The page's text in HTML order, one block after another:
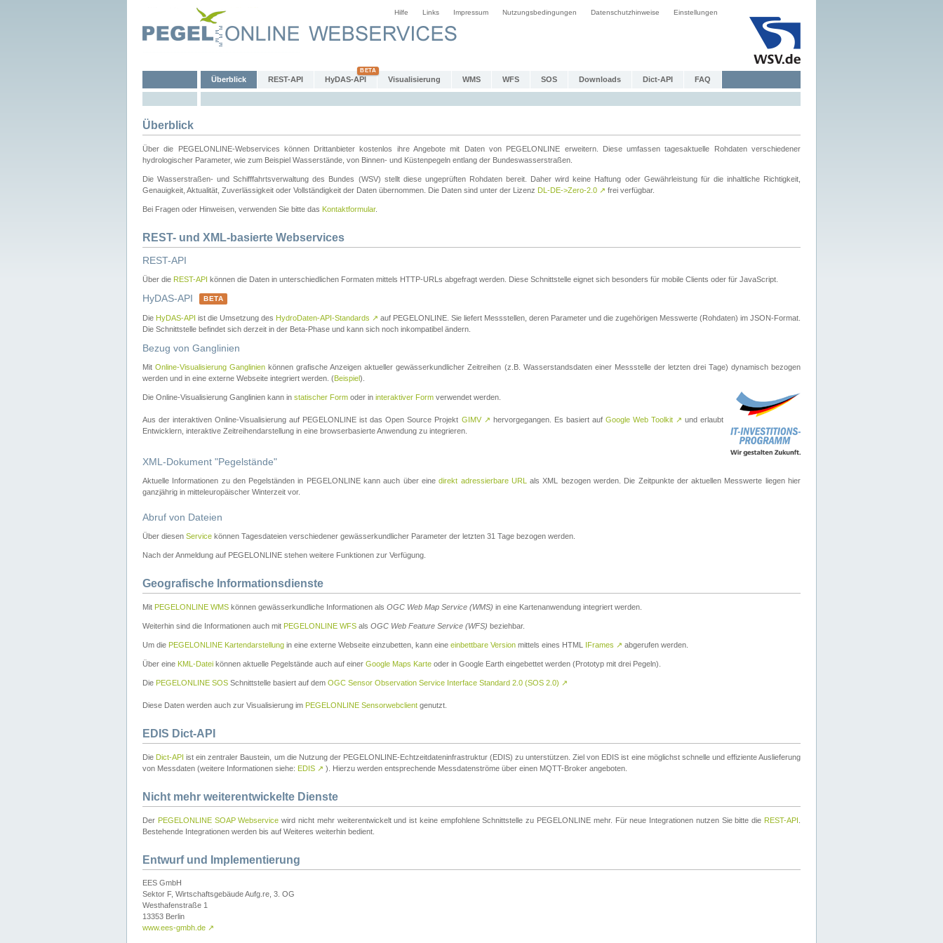
Hilfe Links Impressum Nutzungsbedingungen Datenschutzhinweise Einstellungen
Überblick REST-API HyDAS-API Visualisierung WMS WFS SOS Downloads Dict-API FAQ
Überblick
Über die PEGELONLINE-Webservices können Drittanbieter kostenlos ihre Angebote mit Daten von PEGELONLINE erweitern. Diese umfassen tagesaktuelle Rohdaten verschiedener
hydrologischer Parameter, wie zum Beispiel Wasserstände, von Binnen- und Küstenpegeln entlang der Bundeswasserstraßen.
Die Wasserstraßen- und Schifffahrtsverwaltung des Bundes (WSV) stellt diese ungeprüften Rohdaten bereit. Daher wird keine Haftung oder Gewährleistung für die inhaltliche Richtigkeit,
Genauigkeit, Aktualität, Zuverlässigkeit oder Vollständigkeit der Daten übernommen. Die Daten sind unter der Lizenz DL-DE->Zero-2.0 ↗ frei verfügbar.
Bei Fragen oder Hinweisen, verwenden Sie bitte das Kontaktformular.
REST- und XML-basierte Webservices
REST-API
Über die REST-API können die Daten in unterschiedlichen Formaten mittels HTTP-URLs abgefragt werden. Diese Schnittstelle eignet sich besonders für mobile Clients oder für JavaScript.
HyDAS-API BETA
Die HyDAS-API ist die Umsetzung des HydroDaten-API-Standards ↗ auf PEGELONLINE. Sie liefert Messstellen, deren Parameter und die zugehörigen Messwerte (Rohdaten) im JSON-Format.
Die Schnittstelle befindet sich derzeit in der Beta-Phase und kann sich noch inkompatibel ändern.
Bezug von Ganglinien
MitOnline-Visualisierung Ganglinien können grafische Anzeigen aktueller gewässerkundlicher Zeitreihen (z.B. Wasserstandsdaten einer Messstelle der letzten drei Tage) dynamisch bezogen
werden und in eine externe Webseite integriert werden. (Beispiel).
Die Online-Visualisierung Ganglinien kann in statischer Form oder in interaktiver Form verwendet werden.
Aus der interaktiven Online-Visualisierung auf PEGELONLINE ist das Open Source Projekt GIMV ↗ hervorgegangen. Es basiert auf Google Web Toolkit ↗ und erlaubt
Entwicklern, interaktive Zeitreihendarstellung in eine browserbasierte Anwendung zu integrieren.
XML-Dokument "Pegelstände"
Aktuelle Informationen zu den Pegelständen in PEGELONLINE kann auch über einedirekt adressierbare URL
als XML bezogen werden. Die Zeitpunkte der aktuellen Messwerte liegen hier
ganzjährig in mitteleuropäischer Winterzeit vor.
Abruf von Dateien
Über diesen Service können Tagesdateien verschiedener gewässerkundlicher Parameter der letzten 31 Tage bezogen werden.
Nach der Anmeldung auf PEGELONLINE stehen weitere Funktionen zur Verfügung.
Geografische Informationsdienste
Mit PEGELONLINE WMS können gewässerkundliche Informationen als OGC Web Map Service (WMS) in eine Kartenanwendung integriert werden.
Weiterhin sind die Informationen auch mit PEGELONLINE WFS als OGC Web Feature Service (WFS) beziehbar.
Um die PEGELONLINE Kartendarstellung in eine externe Webseite einzubetten, kann eine einbettbare Version mittels eines HTML IFrames ↗ abgerufen werden.
Über eine KML-Datei können aktuelle Pegelstände auch auf einer Google Maps Karte oder in Google Earth eingebettet werden (Prototyp mit drei Pegeln).
Die PEGELONLINE SOS Schnittstelle basiert auf dem OGC Sensor Observation Service Interface Standard 2.0 (SOS 2.0) ↗
Diese Daten werden auch zur Visualisierung im PEGELONLINE Sensorwebclient genutzt.
EDIS Dict-API
Die Dict-API ist ein zentraler Baustein, um die Nutzung der PEGELONLINE-Echtzeitdateninfrastruktur (EDIS) zu unterstützen. Ziel von EDIS ist eine möglichst schnelle und effiziente Auslieferung
von Messdaten (weitere Informationen siehe: EDIS ↗ ). Hierzu werden entsprechende Messdatenströme über einen MQTT-Broker angeboten.
Nicht mehr weiterentwickelte Dienste
Der PEGELONLINE SOAP Webservice wird nicht mehr weiterentwickelt und ist keine empfohlene Schnittstelle zu PEGELONLINE mehr. Für neue Integrationen nutzen Sie bitte die REST-API
Bestehende Integrationen werden bis auf Weiteres weiterhin bedient.
Entwurf und Implementierung
EES GmbH
Sektor F, Wirtschaftsgebäude Aufg.re, 3. OG
Westhafenstraße 1
13353 Berlin
www.ees-gmbh.de ↗